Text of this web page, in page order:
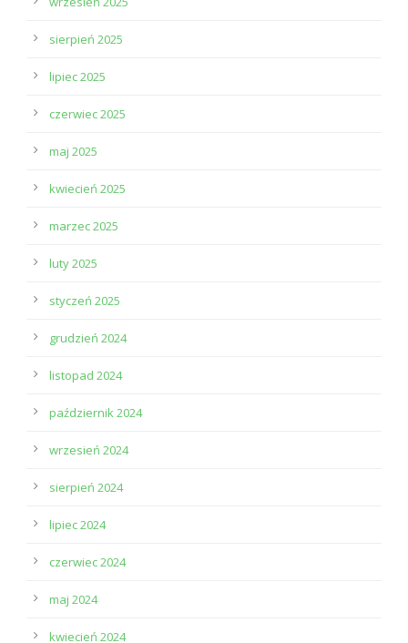
sierpień 2025
lipiec 2025
czerwiec 2025
maj 2025
kwiecień 2025
marzec 2025
luty 2025
styczeń 2025
grudzień 2024
listopad 2024
październik 2024
wrzesień 2024
sierpień 2024
lipiec 2024
czerwiec 2024
maj 2024
kwiecień 2024